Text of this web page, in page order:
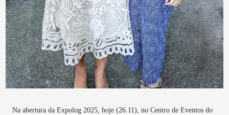
Na abertura da Expolog 2025, hoje (26.11), no Centro de Eventos do